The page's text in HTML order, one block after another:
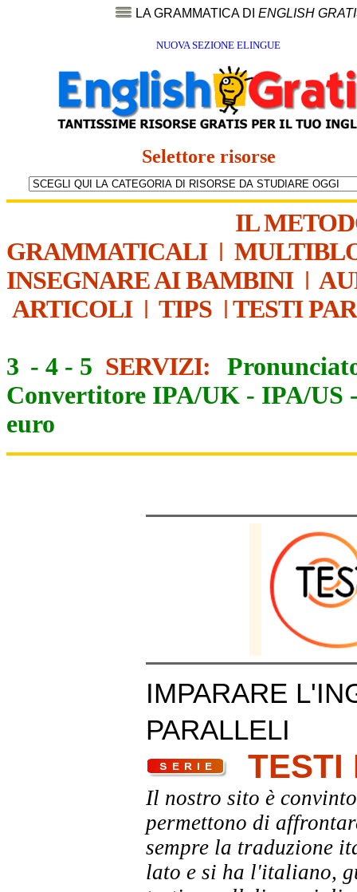
LA GRAMMATICA DI ENGLISH
NUOVA SEZIONE ELINGUE
Selettore risorse
IL
GRAMMATICALI|
INSEGNARE AI BAMBINI|
ARTICOLI| TIPS | TESTI
3 - 4 - 5 SERVIZI:
Convertitore IPA/UK - IPA/US
euro
IMPARARE
PARALLELI
TESTI
Il nostro sito è
permettono di
sempre la traduzione
lato e si ha l'italiano,